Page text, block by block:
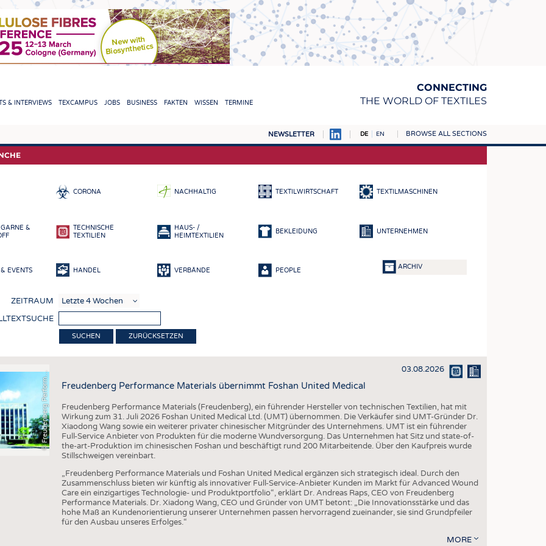
CONNECTING
THE WORLD OF TEXTILES
& INTERVIEWS TEXCAMPUS JOBS BUSINESS FAKTEN WISSEN TERMINE
NEWSLETTER DE EN BROWSE ALL SECTIONS
TEXTILE LEADERSHIP FASERN
GEWEBE
VLIESSTOFFE
NACHHALTIGKEIT
KREISLAUFWIRTSCHAFT
TECHNISCHE TEXTILIEN
SMART TEXTILES
MEDIZIN
HAUS- UND HEIMTEXTILIEN
BEKLEIDUNG
CORONA NACHHALTIG TEXTILWIRTSCHAFT TEXTILMASCHINEN
&
TECHNISCHE
TEXTILIEN
HAUS- /
HEIMTEXTILIEN
BEKLEIDUNG UNTERNEHMEN
EVENTS HANDEL VERBÄNDE PEOPLE ARCHIV
ZEITRAUM
ZURÜCKSETZEN
©
F
r
e
u
d
e
n
b
e
r
g
P
e
r
f
o
r
m
a
n
c
e
M
a
t
e
r
i
a
l
s 03.08.2026
Freudenberg Performance Materials übernimmt Foshan United Medical
Freudenberg Performance Materials (Freudenberg), ein führender Hersteller von technischen Textilien, hat mit
Wirkung zum 31. Juli 2026 Foshan United Medical Ltd. (UMT) übernommen. Die Verkäufer sind UMT-Gründer Dr.
Xiaodong Wang sowie ein weiterer privater chinesischer Mitgründer des Unternehmens. UMT ist ein führender
Full-Service Anbieter von Produkten für die moderne Wundversorgung. Das Unternehmen hat Sitz und state-of-
the-art-Produktion im chinesischen Foshan und beschäftigt rund 200 Mitarbeitende. Über den Kaufpreis wurde
Stillschweigen vereinbart.
„Freudenberg Performance Materials und Foshan United Medical ergänzen sich strategisch ideal. Durch den
Zusammenschluss bieten wir künftig als innovativer Full-Service-Anbieter Kunden im Markt für Advanced Wound
Care ein einzigartiges Technologie- und Produktportfolio“, erklärt Dr. Andreas Raps, CEO von Freudenberg
Performance Materials. Dr. Xiadong Wang, CEO und Gründer von UMT betont: „Die Innovationsstärke und das
hohe Maß an Kundenorientierung unserer Unternehmen passen hervorragend zueinander, sie sind Grundpfeiler
für den Ausbau unseres Erfolges.“
MORE